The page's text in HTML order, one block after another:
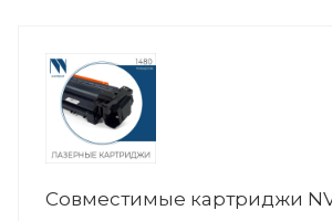
Совместимые картриджи